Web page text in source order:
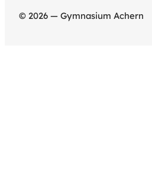
© 2026 — Gymnasium Achern